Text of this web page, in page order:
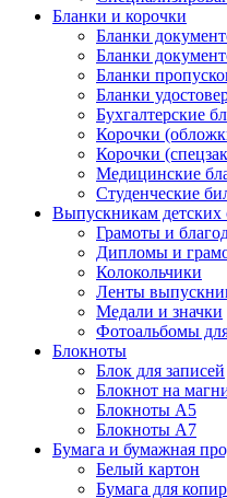
Бланки и корочки
Бланки
Бланки
Бланки
Бланки
Бухгалтерские
Корочки
Корочки
Медицинские
Студенческие
Выпускникам детских
Грамоты и
Дипломы и
Колокольчики
Ленты
Медали и значки
Фотоальбомы
Блокноты
Блок для записей
Блокнот на
Блокноты А5
Блокноты А7
Бумага и бумажная
Белый картон
Бумага для